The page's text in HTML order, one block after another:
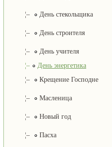
¦– День стекольщика
¦– День строителя
¦–
День учителя
¦–
День энергетика
¦–
Крещение Господне
¦– Масленица
¦– Новый год
¦– Пасха